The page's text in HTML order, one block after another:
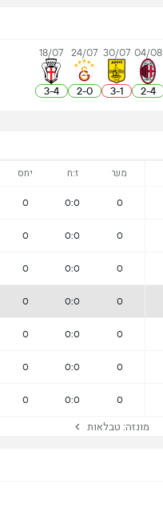
04/08
4
-
2
30/07
1
-
3
24/07
0
-
2
18/07
4
-
3
מש' ז:ח יחס
0
0:0
0
0
0:0
0
0
0:0
0
0
0:0
0
0
0:0
0
0
0:0
0
0
0:0
0
מונזה: טבלאות